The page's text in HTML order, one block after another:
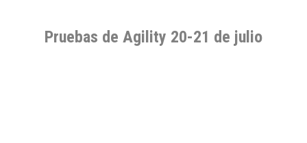
Pruebas de Agility 20-21 de julio